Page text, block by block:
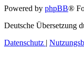
Powered by phpBB®
Deutsche Übersetzung
Datenschutz |